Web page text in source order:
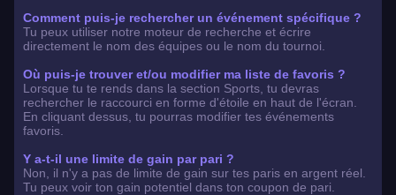
Comment puis-je rechercher un événement spécifique ?
Tu peux utiliser notre moteur de recherche et écrire
directement le nom des équipes ou le nom du tournoi.
Où puis-je trouver et/ou modifier ma liste de favoris ?
Lorsque tu te rends dans la section Sports, tu devras
rechercher le raccourci en forme d'étoile en haut de l'écran.
En cliquant dessus, tu pourras modifier tes événements
favoris.
Y a-t-il une limite de gain par pari ?
Non, il n'y a pas de limite de gain sur tes paris en argent réel.
Tu peux voir ton gain potentiel dans ton coupon de pari.